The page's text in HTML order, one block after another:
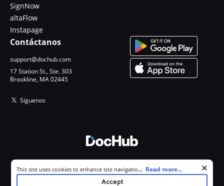
SignNow
altaFlow
Instapage
Contáctanos
support@dochub.com
17 Station St., Ste. 303
Brookline, MA 02445
Síguenos
Todos los derechos reservados.
Cookie consent notice
This site uses cookies to enhance site navigation and personalize
your experience. By using this site you agree to our use of cookies as
... Read more...
Accept